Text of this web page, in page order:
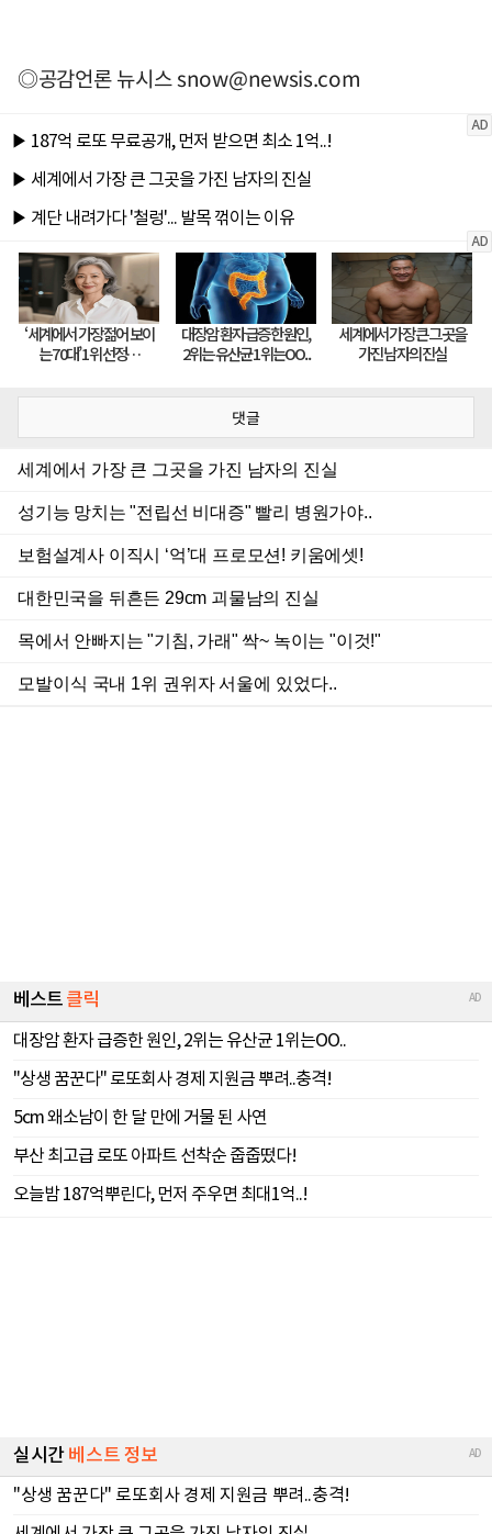
◎공감언론 뉴시스snow@newsis.com
댓글